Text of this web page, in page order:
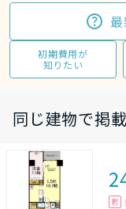
初期費用が
知りたい
同じ建物で掲
敷